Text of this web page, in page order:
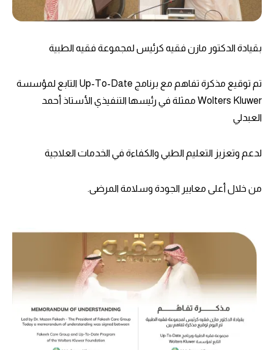
بقيادة الدكتور مازن فقيه كرئيس لمجموعة فقيه الطبية
تم توقيع مذكرة تفاهم مع برنامج Up-To-Date التابع لمؤسسة
Wolters Kluwer ممثلة في رئيسها التنفيذي الأستاذ أحمد
العبدلي
لدعم وتعزيز التعليم الطبي والكفاءة في الخدمات العلاجية
من خلال أعلى معايير الجودة وسلامة المرضى.